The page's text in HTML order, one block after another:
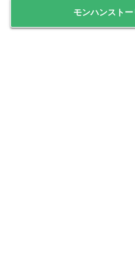
モンハンスト